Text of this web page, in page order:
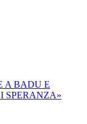
A BADU E
SPERANZA»